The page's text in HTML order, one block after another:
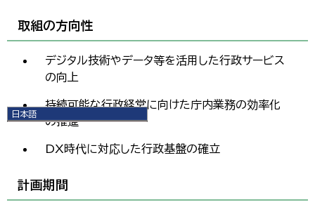
日本語
한국어
繁體中文
取組の方向性
デジタル技術やデータ等を活用した行政サービス
の向上
持続可能な行政経営に向けた庁内業務の効率化
の推進
DX時代に対応した行政基盤の確立
計画期間